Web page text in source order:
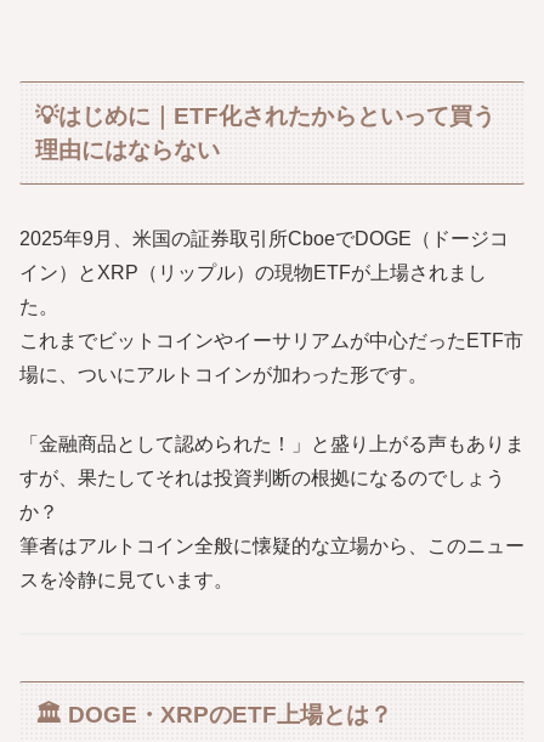
💡はじめに｜ETF化されたからといって買う
理由にはならない
2025年9月、米国の証券取引所CboeでDOGE（ドージコ
イン）とXRP（リップル）の現物ETFが上場されまし
た。
これまでビットコインやイーサリアムが中心だったETF市
場に、ついにアルトコインが加わった形です。
「金融商品として認められた！」と盛り上がる声もありま
すが、果たしてそれは投資判断の根拠になるのでしょう
か？
筆者はアルトコイン全般に懐疑的な立場から、このニュー
スを冷静に見ています。
🏛️ DOGE・XRPのETF上場とは？